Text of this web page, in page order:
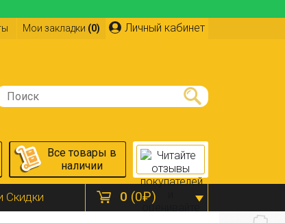
Личный кабинет
Мои закладки (0)
0 (0₽)
Все товары в
наличии
Скидки